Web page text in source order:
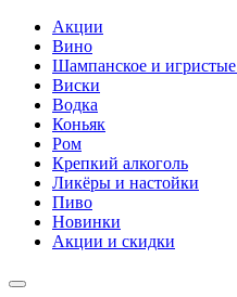
Акции
Вино
Шампанское и
Виски
Водка
Коньяк
Ром
Крепкий алкоголь
Ликёры и настойки
Пиво
Новинки
Акции и скидки